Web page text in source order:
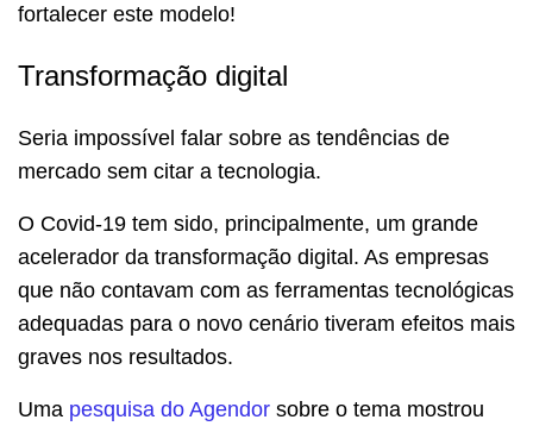
fortalecer este modelo!
Transformação digital
Seria impossível falar sobre as tendências de
mercado sem citar a tecnologia.
O Covid-19 tem sido, principalmente, um grande
acelerador da transformação digital. As empresas
que não contavam com as ferramentas tecnológicas
adequadas para o novo cenário tiveram efeitos mais
graves nos resultados.
Uma pesquisa do Agendor sobre o tema mostrou